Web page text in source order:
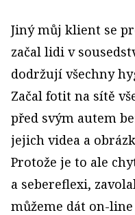
Jiný můj klient se
začal lidi v
dodržují všechny
Začal fotit na sítě
před svým autem
jejich videa a
Protože je to ale
a sebereflexi,
můžeme dát on-line